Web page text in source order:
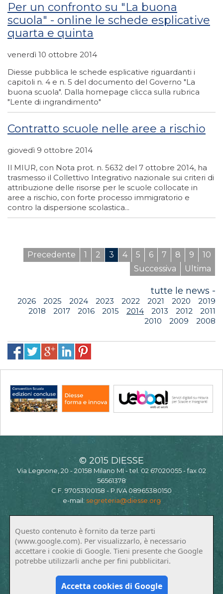
Per un confronto su "La buona
scuola" - online le schede esplicative
quarta e quinta
venerdì 10 ottobre 2014
Diesse pubblica le schede esplicative riguardanti i
capitoli n. 4 e n. 5 del documento del Governo "La
buona scuola". Dalla homepage clicca sulla rubrica
"Lente di ingrandimento"
Contratto scuole nelle aree a rischio
giovedì 9 ottobre 2014
Il MIUR, con Nota prot. n. 5632 del 7 ottobre 2014, ha
trasmesso il Collettivo Integrativo nazionale sui criteri di
attribuzione delle risorse per le scuole collocate in
aree a rischio, con forte processo immigratorio e
contro la dispersione scolastica...
Precedente 1 2 3 4 5 6 7 8 9
10
Successiva
Ultima
tutte le news -
2026 2025 2024 2023 2022 2021 2020
2019
2018
2017 2016 2015 2014 2013 2012
2011
2010
2009 2008
© 2015 DIESSE
Via Legnone, 20 - 20158 Milano MI - tel. 02 67020055 - fax 02
56561378
C.F. 97053100158 - P.IVA 08965380150
e-mail: segreteria@diesse.org
Questo contenuto è fornito da terze parti
(www.google.com). Per visualizzarlo, è necessario
accettare i cookie di Google. Tieni presente che Google
potrebbe utilizzarli anche per fini pubblicitari.
Accetta cookies di Google